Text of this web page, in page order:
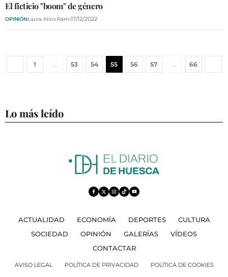
El ficticio "boom" de género
OPINIÓNLaura Alins Rami17/12/2022
1 … 53 54 55 56 57 … 66
Lo más leído
ACTUALIDAD ECONOMÍA DEPORTES
CULTURA
SOCIEDAD
OPINIÓN GALERÍAS
VÍDEOS
CONTACTAR
AVISO LEGAL POLÍTICA DE PRIVACIDAD
POLÍTICA DE COOKIES